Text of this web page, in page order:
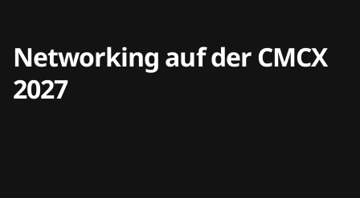
Networking auf der CMCX
2027